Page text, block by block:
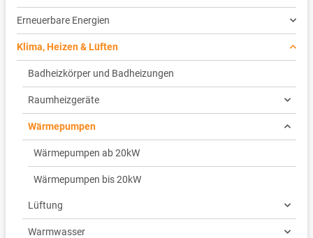
Erneuerbare Energien
Klima, Heizen & Lüften
Badheizkörper und Badheizungen
Raumheizgeräte
Wärmepumpen
Wärmepumpen ab 20kW
Wärmepumpen bis 20kW
Lüftung
Warmwasser